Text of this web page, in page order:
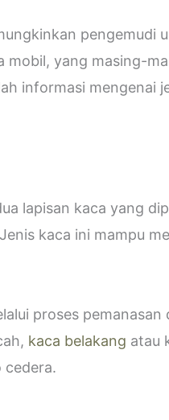
pengemudi
yang masing-
informasi mengenai
lapisan kaca yang
kaca ini mampu
proses
kaca belakang atau
cedera.